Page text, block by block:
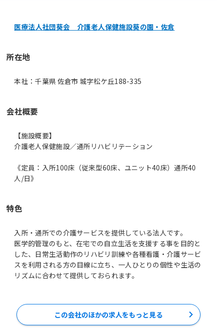
医療法人社団葵会 介護老人保健施設葵の園・佐倉
所在地
本社：千葉県 佐倉市 城字松ケ丘188-335
会社概要
【施設概要】
介護老人保健施設／通所リハビリテーション
《定員：入所100床（従来型60床、ユニット40床）通所40
人/日》
特色
入所・通所での介護サービスを提供している法人です。
医学的管理のもと、在宅での自立生活を支援する事を目的と
した、日常生活動作のリハビリ訓練や各種看護・介護サービ
スを利用される方の目線に立ち、一人ひとりの個性や生活の
リズムに合わせて提供しておられます。
この会社のほかの求人をもっと見る